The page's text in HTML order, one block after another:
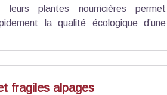
leurs plantes nourricières permet
la qualité écologique d’une
fragiles alpages